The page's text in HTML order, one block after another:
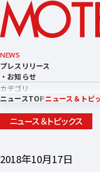
NEWS
プレスリリース
・お知らせ
カテゴリ
ニュースTOPニュース＆トピ
ニュース＆トピックス
2018年10月17日